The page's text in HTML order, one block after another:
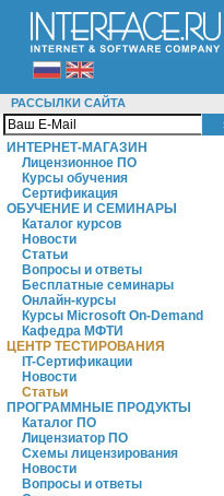
РАССЫЛКИ САЙТА
ИНТЕРНЕТ-МАГАЗИН
Лицензионное ПО
Курсы обучения
Сертификация
ОБУЧЕНИЕ И СЕМИНАРЫ
Каталог курсов
Новости
Статьи
Вопросы и ответы
Бесплатные семинары
Онлайн-курсы
Курсы Microsoft On-Demand
Кафедра МФТИ
ЦЕНТР ТЕСТИРОВАНИЯ
IT-Сертификации
Новости
Статьи
ПРОГРАММНЫЕ ПРОДУКТЫ
Каталог ПО
Лицензиатор ПО
Схемы лицензирования
Новости
Вопросы и ответы